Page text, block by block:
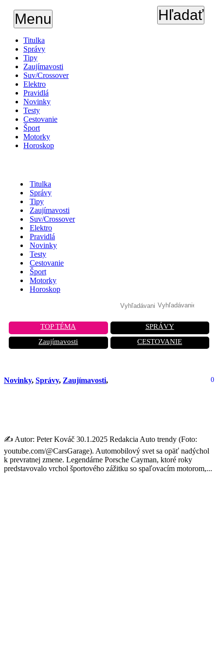
Menu Hľadať
Titulka
Správy
Tipy
Zaujímavosti
Suv/Crossover
Elektro
Pravidlá
Novinky
Testy
Cestovanie
Šport
Motorky
Horoskop
Titulka
Správy
Tipy
Zaujímavosti
Suv/Crossover
Elektro
Pravidlá
Novinky
Testy
Cestovanie
Šport
Motorky
Horoskop
TOP TÉMA
SPRÁVY
Zaujímavosti
CESTOVANIE
Novinky, Správy, Zaujímavosti, 0
✍️ Autor: Peter Kováč 30.1.2025 Redakcia Auto trendy (Foto:
youtube.com/@CarsGarage). Automobilový svet sa opäť nadýchol
k prevratnej zmene. Legendárne Porsche Cayman, ktoré roky
predstavovalo vrchol športového zážitku so spaľovacím motorom,...